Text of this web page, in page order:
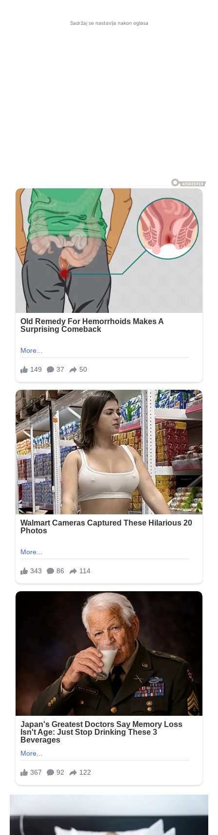
Sadržaj se nastavlja nakon oglasa